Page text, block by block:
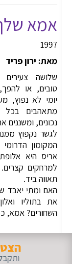
אמא
1997
מאת: ירון פריד
שלושה צעירים
טובים, או
יומי לא נפוץ,
מתאהבים בכל
נכונים, ומשננים
לגשר נקפוץ
המקומון
אריס היא
תאווה ביד.
האם ומתי יאבד
את בתוליו
השחורים? אמא,